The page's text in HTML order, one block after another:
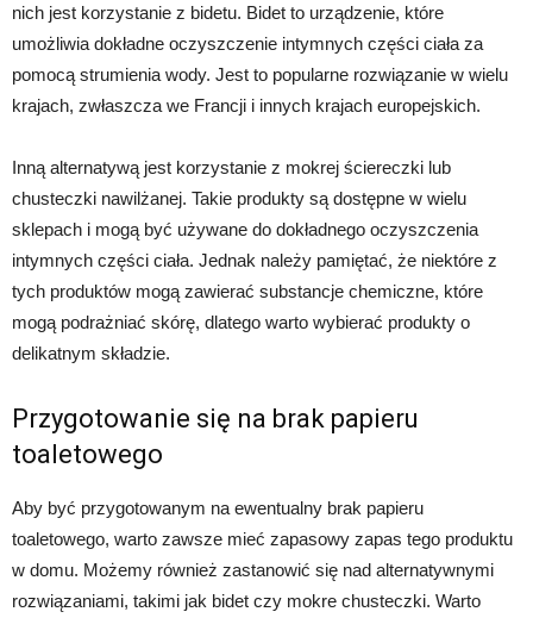
nich jest korzystanie z bidetu. Bidet to urządzenie, które
umożliwia dokładne oczyszczenie intymnych części ciała za
pomocą strumienia wody. Jest to popularne rozwiązanie w wielu
krajach, zwłaszcza we Francji i innych krajach europejskich.
Inną alternatywą jest korzystanie z mokrej ściereczki lub
chusteczki nawilżanej. Takie produkty są dostępne w wielu
sklepach i mogą być używane do dokładnego oczyszczenia
intymnych części ciała. Jednak należy pamiętać, że niektóre z
tych produktów mogą zawierać substancje chemiczne, które
mogą podrażniać skórę, dlatego warto wybierać produkty o
delikatnym składzie.
Przygotowanie się na brak papieru
toaletowego
Aby być przygotowanym na ewentualny brak papieru
toaletowego, warto zawsze mieć zapasowy zapas tego produktu
w domu. Możemy również zastanowić się nad alternatywnymi
rozwiązaniami, takimi jak bidet czy mokre chusteczki. Warto